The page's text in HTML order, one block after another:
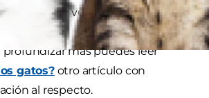
tenga que ver con el alimento.
profundizar más puedes leer
gatos?otro artículo con
al respecto.